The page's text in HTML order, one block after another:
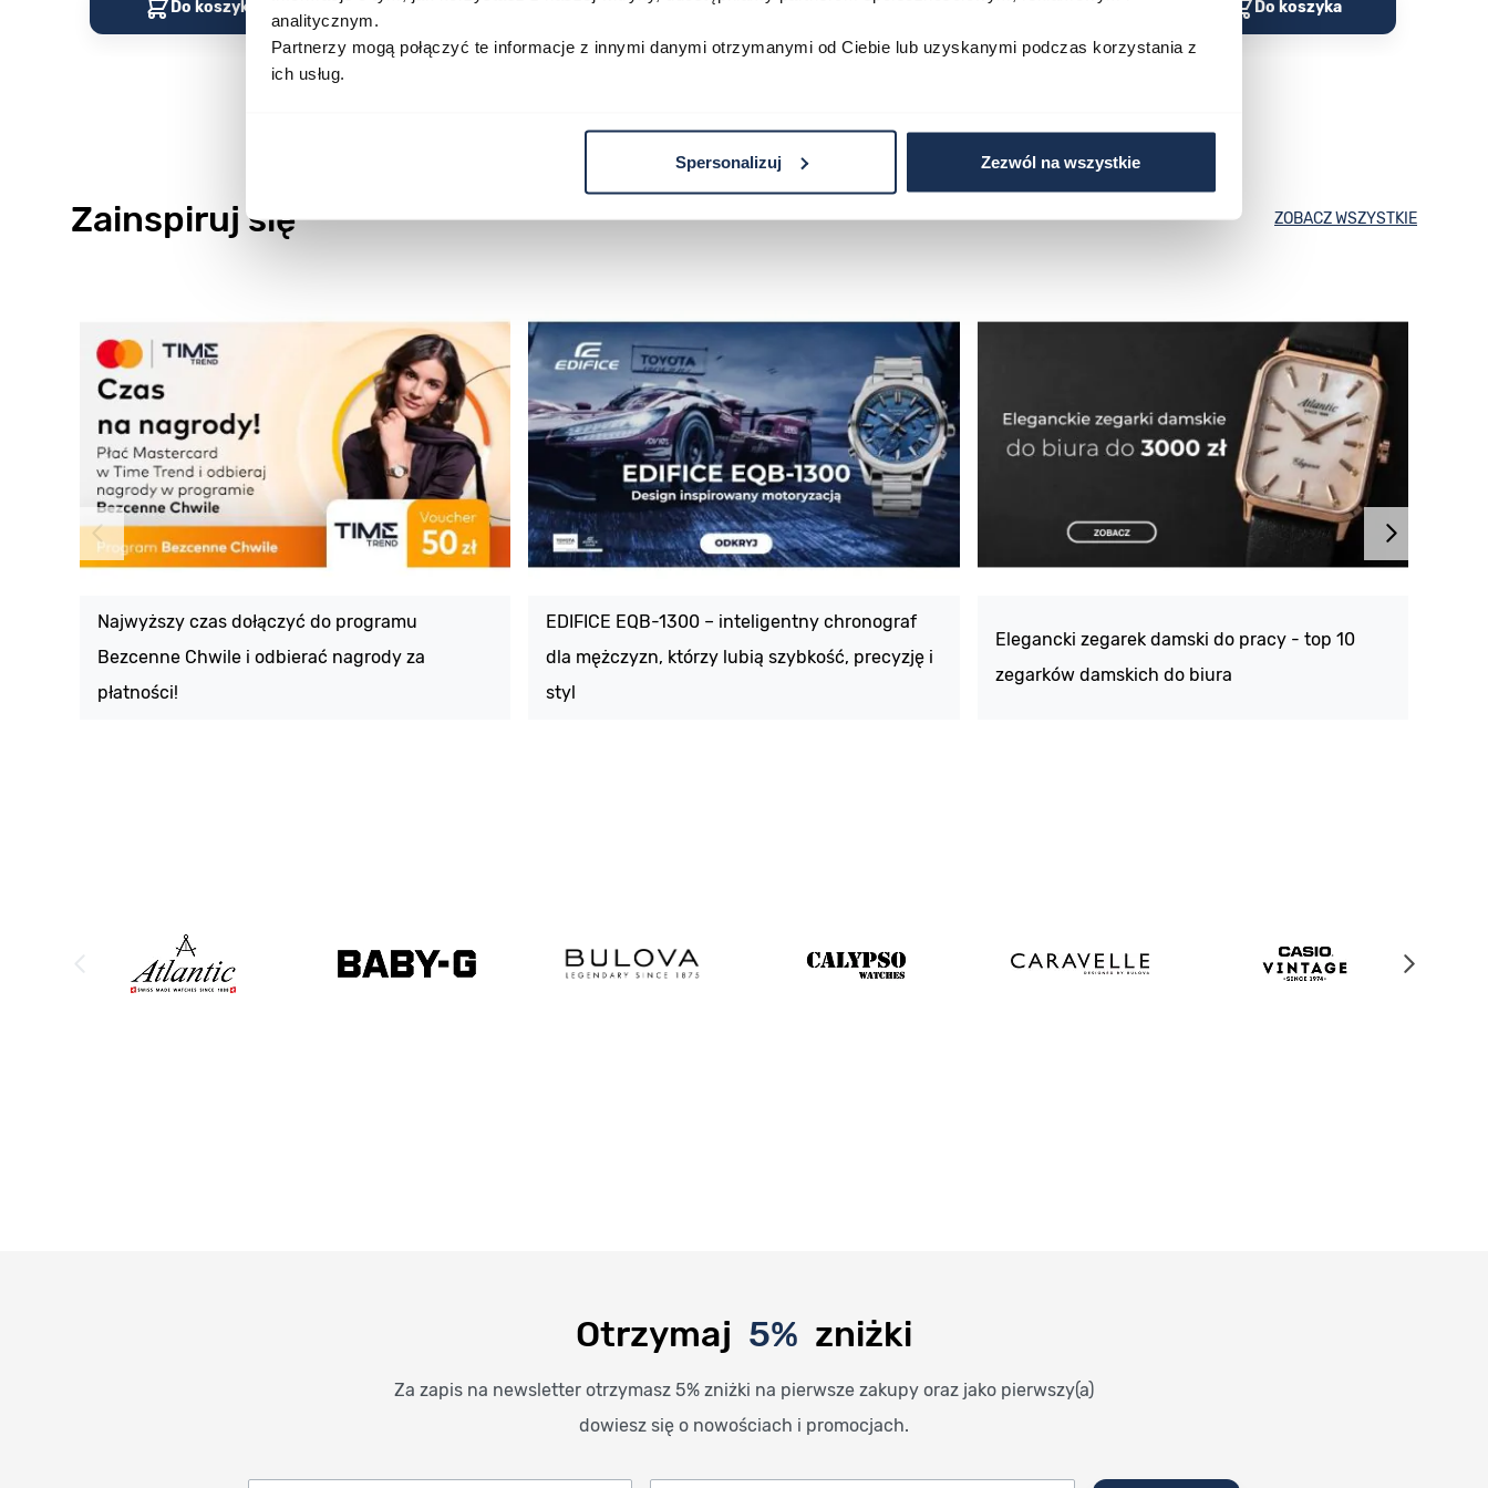
analitycznym.
Partnerzy mogą połączyć te informacje z innymi danymi otrzymanymi od Ciebie lub uzyskanymi podczas korzystania z
ich usług.
Spersonalizuj Zezwól na wszystkie
Do koszyka Do koszyka Do koszyka Do koszyka Do koszyka
Zainspiruj się ZOBACZ WSZYSTKIE
Najwyższy czas dołączyć do programu
Bezcenne Chwile i odbierać nagrody za
płatności!
EDIFICE EQB-1300 – inteligentny chronograf
dla mężczyzn, którzy lubią szybkość, precyzję i
styl
Elegancki zegarek damski do pracy - top 10
zegarków damskich do biura
Otrzymaj 5% zniżki
Za zapis na newsletter otrzymasz 5% zniżki na pierwsze zakupy oraz jako pierwszy(a)
dowiesz się o nowościach i promocjach.